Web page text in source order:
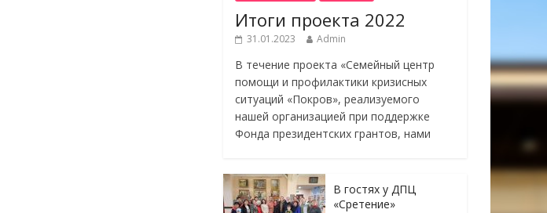
Итоги проекта 2022
31.01.2023 Admin
В течение проекта «Семейный центр
помощи и профилактики кризисных
ситуаций «Покров», реализуемого
нашей организацией при поддержке
Фонда президентских грантов, нами
В гостях у ДПЦ
«Сретение»